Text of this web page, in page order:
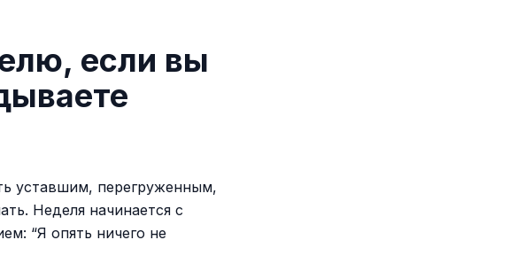
если вы
уставшим, перегруженным,
Неделя начинается с
“Я опять ничего не